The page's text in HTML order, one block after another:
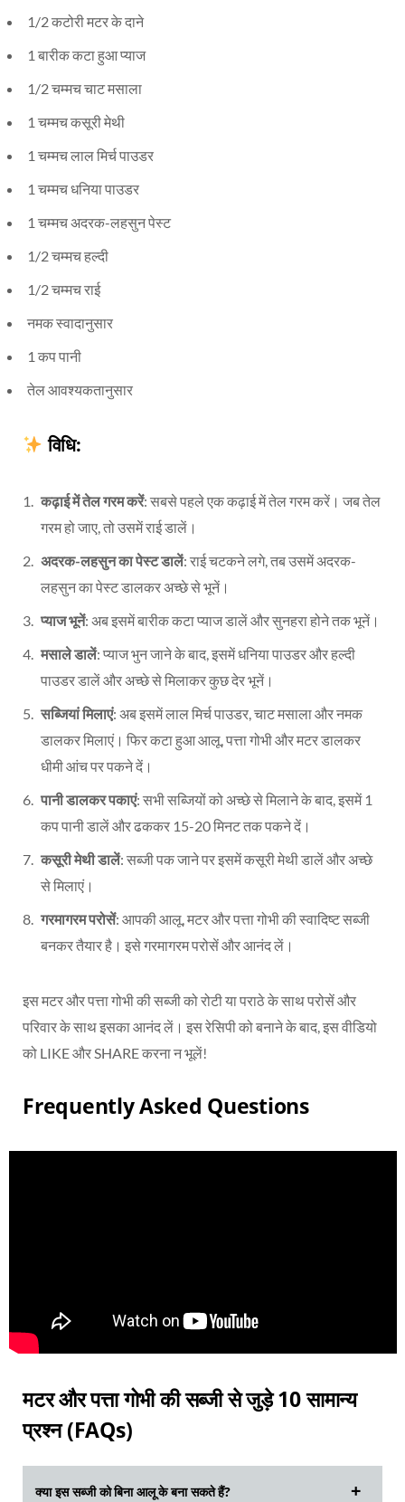
1/2 कटोरी मटर के दाने
1 बारीक कटा हुआ प्याज
1/2 चम्मच चाट मसाला
1 चम्मच कसूरी मेथी
1 चम्मच लाल मिर्च पाउडर
1 चम्मच धनिया पाउडर
1 चम्मच अदरक-लहसुन पेस्ट
1/2 चम्मच हल्दी
1/2 चम्मच राई
नमक स्वादानुसार
1 कप पानी
तेल आवश्यकतानुसार
विधि:
कढ़ाई में तेल गरम करें: सबसे पहले एक कढ़ाई में तेल गरम करें। जब तेल
गरम हो जाए, तो उसमें राई डालें।
अदरक-लहसुन का पेस्ट डालें: राई चटकने लगे, तब उसमें अदरक-
लहसुन का पेस्ट डालकर अच्छे से भूनें।
प्याज भूनें: अब इसमें बारीक कटा प्याज डालें और सुनहरा होने तक भूनें।
मसाले डालें: प्याज भुन जाने के बाद, इसमें धनिया पाउडर और हल्दी
पाउडर डालें और अच्छे से मिलाकर कुछ देर भूनें।
सब्जियां मिलाएं: अब इसमें लाल मिर्च पाउडर, चाट मसाला और नमक
डालकर मिलाएं। फिर कटा हुआ आलू, पत्ता गोभी और मटर डालकर
धीमी आंच पर पकने दें।
पानी डालकर पकाएं: सभी सब्जियों को अच्छे से मिलाने के बाद, इसमें 1
कप पानी डालें और ढककर 15-20 मिनट तक पकने दें।
कसूरी मेथी डालें: सब्जी पक जाने पर इसमें कसूरी मेथी डालें और अच्छे
से मिलाएं।
गरमागरम परोसें: आपकी आलू, मटर और पत्ता गोभी की स्वादिष्ट सब्जी
बनकर तैयार है। इसे गरमागरम परोसें और आनंद लें।
इस मटर और पत्ता गोभी की सब्जी को रोटी या पराठे के साथ परोसें और
परिवार के साथ इसका आनंद लें। इस रेसिपी को बनाने के बाद, इस वीडियो
को LIKE और SHARE करना न भूलें!
Frequently Asked Questions
मटर और पत्ता गोभी की सब्जी से जुड़े 10 सामान्य
प्रश्न (FAQs)
क्या इस सब्जी को बिना आलू के बना सकते हैं?